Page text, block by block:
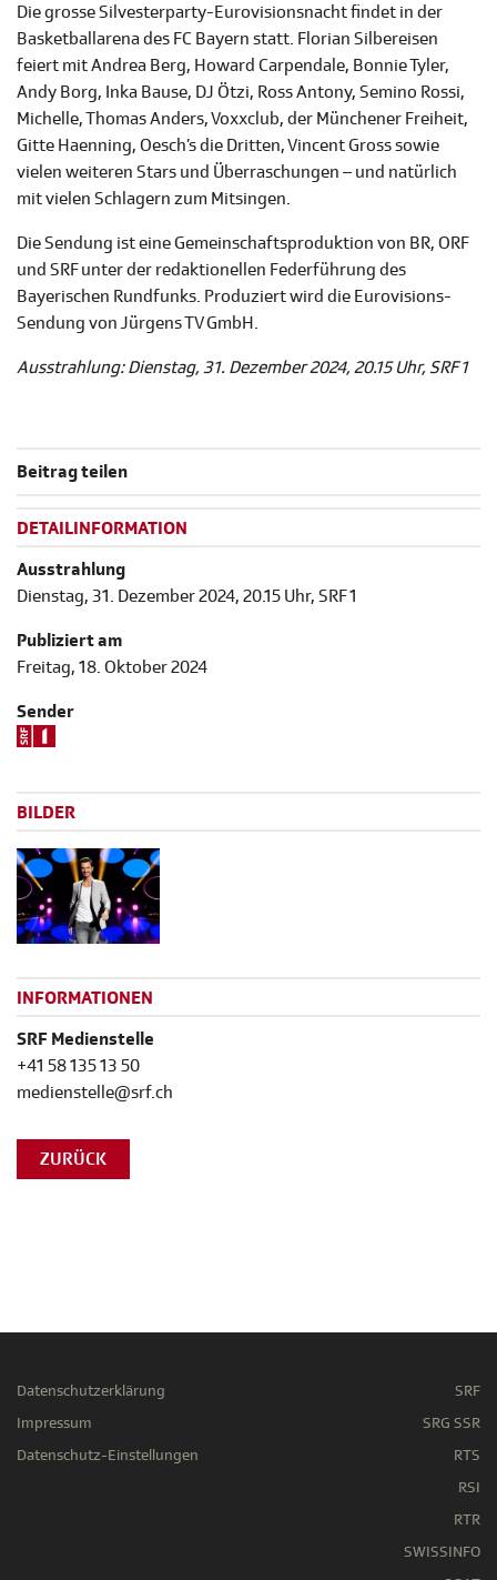
Die grosse Silvesterparty-Eurovisionsnacht findet in der
Basketballarena des FC Bayern statt. Florian Silbereisen
feiert mit Andrea Berg, Howard Carpendale, Bonnie Tyler,
Andy Borg, Inka Bause, DJ Ötzi, Ross Antony, Semino Rossi,
Michelle, Thomas Anders, Voxxclub, der Münchener Freiheit,
Gitte Haenning, Oesch’s die Dritten, Vincent Gross sowie
vielen weiteren Stars und Überraschungen – und natürlich
mit vielen Schlagern zum Mitsingen.
Die Sendung ist eine Gemeinschaftsproduktion von BR, ORF
und SRF unter der redaktionellen Federführung des
Bayerischen Rundfunks. Produziert wird die Eurovisions-
Sendung von Jürgens TV GmbH.
Ausstrahlung: Dienstag, 31. Dezember 2024, 20.15 Uhr, SRF 1
Beitrag teilen
DETAILINFORMATION
Ausstrahlung
Dienstag, 31. Dezember 2024, 20.15 Uhr, SRF 1
Publiziert am
Freitag, 18. Oktober 2024
Sender
BILDER
INFORMATIONEN
SRF Medienstelle
+41 58 135 13 50
medienstelle@srf.ch
ZURÜCK
Datenschutzerklärung
Impressum
Datenschutz-Einstellungen
SRF
SRG SSR
RTS
RSI
RTR
SWISSINFO